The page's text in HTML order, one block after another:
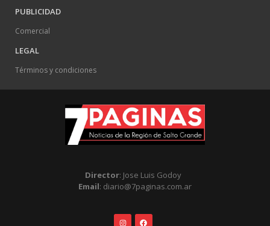
PUBLICIDAD
Comercial
LEGAL
Términos y condiciones
Director: Jose Luis Godoy
Email: diario@7paginas.com.ar